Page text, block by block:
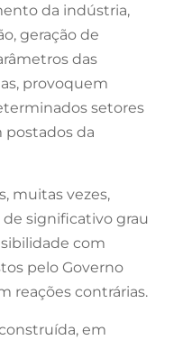
da indústria,
geração de
das
provoquem
setores
da
muitas vezes,
significativo grau
com
pelo Governo
reações contrárias.
em